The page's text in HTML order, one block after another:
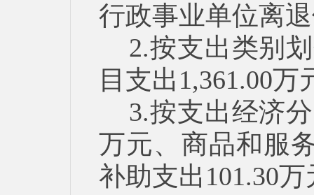
行政事业单位离
2.按支出类别
目支出1,361.00万
3.按支出经济
万元、商品和服
补助支出101.30万